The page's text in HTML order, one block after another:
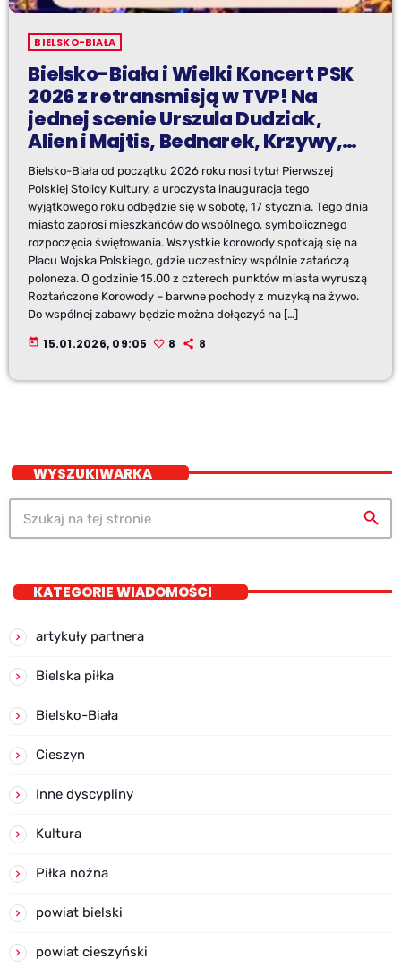
BIELSKO-BIAŁA
Bielsko-Biała i Wielki Koncert PSK
2026 z retransmisją w TVP! Na
jednej scenie Urszula Dudziak,
Alien i Majtis, Bednarek, Krzywy,
Iwona Loranc, Adam Nowak,
Dominik Czuż i kto jeszcze ?Niech
żyje Sztuka w Bielsku-Białej!
Bielsko-Biała od początku 2026 roku nosi tytuł Pierwszej
Polskiej Stolicy Kultury, a uroczysta inauguracja tego
wyjątkowego roku odbędzie się w sobotę, 17 stycznia. Tego dnia
miasto zaprosi mieszkańców do wspólnego, symbolicznego
rozpoczęcia świętowania. Wszystkie korowody spotkają się na
Placu Wojska Polskiego, gdzie uczestnicy wspólnie zatańczą
poloneza. O godzinie 15.00 z czterech punktów miasta wyruszą
Roztańczone Korowody – barwne pochody z muzyką na żywo.
Do wspólnej zabawy będzie można dołączyć na […]
today 15.01.2026, 09:05 8 8
WYSZUKIWARKA
search
KATEGORIE WIADOMOŚCI
artykuły partnera
Bielska piłka
Bielsko-Biała
Cieszyn
Inne dyscypliny
Kultura
Piłka nożna
powiat bielski
powiat cieszyński